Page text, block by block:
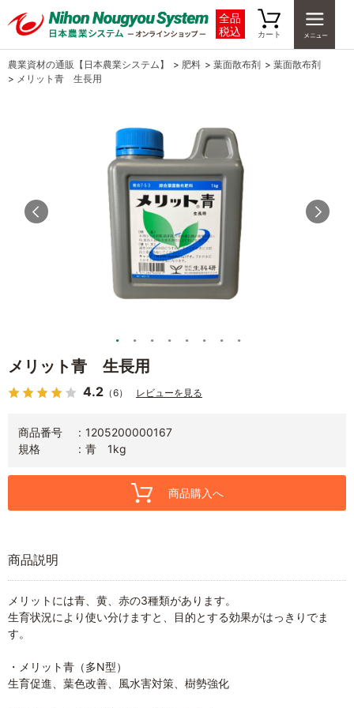
全品
税込
カート
農業資材の通販【日本農業システム】 > 肥料 > 葉面散布剤 > 葉面散布剤
> メリット青 生長用
メリット青 生長用
4.2 （6） レビューを見る
商品番号
1205200000167
規格
青 1kg
商品購入へ
商品説明
メリットには青、黄、赤の3種類があります。
生育状況により使い分けますと、目的とする効果がはっきりでま
す。
・メリット青（多N型）
生育促進、葉色改善、風水害対策、樹勢強化